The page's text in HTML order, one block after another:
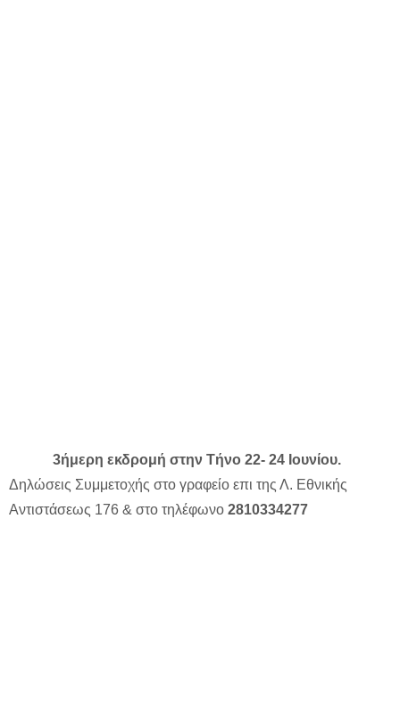
3ήμερη εκδρομή στην Τήνο 22- 24 Ιουνίου.
Δηλώσεις Συμμετοχής στο γραφείο επι της Λ. Εθνικής
Αντιστάσεως 176 & στο τηλέφωνο 2810334277